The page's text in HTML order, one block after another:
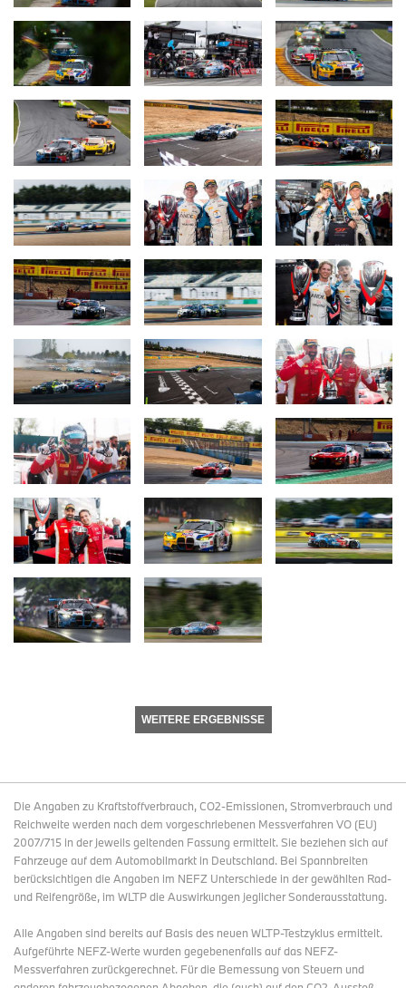
WEITERE ERGEBNISSE
Die Angaben zu Kraftstoffverbrauch, CO2-Emissionen, Stromverbrauch und
Reichweite werden nach dem vorgeschriebenen Messverfahren VO (EU)
2007/715 in der jeweils geltenden Fassung ermittelt. Sie beziehen sich auf
Fahrzeuge auf dem Automobilmarkt in Deutschland. Bei Spannbreiten
berücksichtigen die Angaben im NEFZ Unterschiede in der gewählten Rad-
und Reifengröße, im WLTP die Auswirkungen jeglicher Sonderausstattung.
Alle Angaben sind bereits auf Basis des neuen WLTP-Testzyklus ermittelt.
Aufgeführte NEFZ-Werte wurden gegebenenfalls auf das NEFZ-
Messverfahren zurückgerechnet. Für die Bemessung von Steuern und